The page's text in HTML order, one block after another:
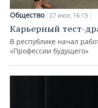
Общество 27 июл, 16:15
Карьерный тест-
В республике начал
«Профессии будущего»